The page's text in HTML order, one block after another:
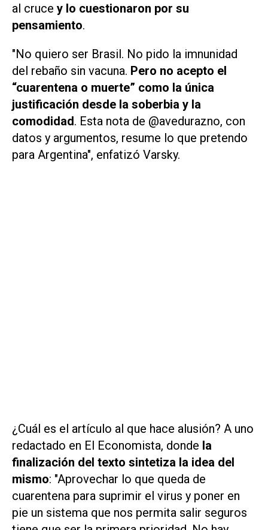
al cruce y lo cuestionaron por su
pensamiento.
"No quiero ser Brasil. No pido la imnunidad
del rebaño sin vacuna. Pero no acepto el
“cuarentena o muerte” como la única
justificación desde la soberbia y la
comodidad. Esta nota de @avedurazno, con
datos y argumentos, resume lo que pretendo
para Argentina", enfatizó Varsky.
¿Cuál es el artículo al que hace alusión? A uno
redactado en El Economista, donde la
finalización del texto sintetiza la idea del
mismo: "Aprovechar lo que queda de
cuarentena para suprimir el virus y poner en
pie un sistema que nos permita salir seguros